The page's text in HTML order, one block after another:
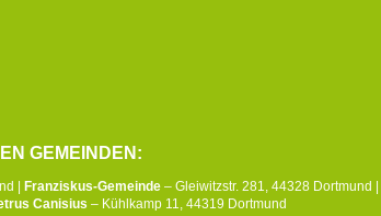
GEMEINDEN:
| Franziskus-Gemeinde – Gleiwitzstr. 281, 44328 Dortmund |
Canisius – Kühlkamp 11, 44319 Dortmund